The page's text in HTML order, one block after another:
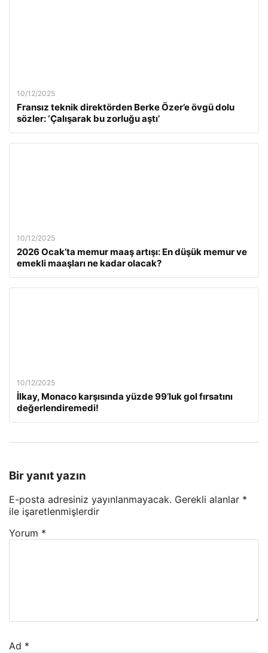
10/12/2025
Fransız teknik direktörden Berke Özer’e övgü dolu
sözler: ‘Çalışarak bu zorluğu aştı’
10/12/2025
2026 Ocak’ta memur maaş artışı: En düşük memur ve
emekli maaşları ne kadar olacak?
10/12/2025
İlkay, Monaco karşısında yüzde 99’luk gol fırsatını
değerlendiremedi!
Bir yanıt yazın
E-posta adresiniz yayınlanmayacak. Gerekli alanlar *
ile işaretlenmişlerdir
Yorum *
Ad *